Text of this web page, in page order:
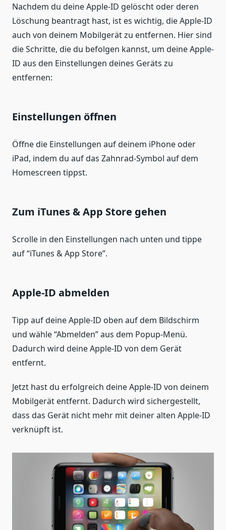
Nachdem du deine Apple-ID gelöscht oder deren
Löschung beantragt hast, ist es wichtig, die Apple-ID
auch von deinem Mobilgerät zu entfernen. Hier sind
die Schritte, die du befolgen kannst, um deine Apple-
ID aus den Einstellungen deines Geräts zu
entfernen:
Einstellungen öffnen
Öffne die Einstellungen auf deinem iPhone oder
iPad, indem du auf das Zahnrad-Symbol auf dem
Homescreen tippst.
Zum iTunes & App Store gehen
Scrolle in den Einstellungen nach unten und tippe
auf “iTunes & App Store”.
Apple-ID abmelden
Tipp auf deine Apple-ID oben auf dem Bildschirm
und wähle “Abmelden” aus dem Popup-Menü.
Dadurch wird deine Apple-ID von dem Gerät
entfernt.
Jetzt hast du erfolgreich deine Apple-ID von deinem
Mobilgerät entfernt. Dadurch wird sichergestellt,
dass das Gerät nicht mehr mit deiner alten Apple-ID
verknüpft ist.